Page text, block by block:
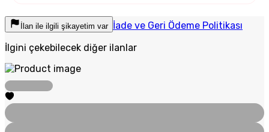
İlan ile ilgili şikayetim var İade ve Geri Ödeme Politikası
İlgini çekebilecek diğer ilanlar